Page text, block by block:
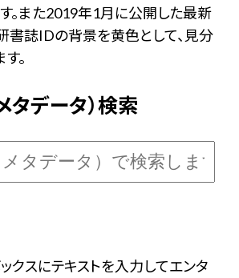
。また2019年1月に公開した最新
書誌IDの背景を黄色として、見分
。
タデータ）検索
クスにテキストを入力してエンタ